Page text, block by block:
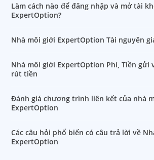
Làm cách nào để đăng nhập và mở tài
ExpertOption?
Nhà môi giới ExpertOption Tài nguyên
Nhà môi giới ExpertOption Phí, Tiền gửi
rút tiền
Đánh giá chương trình liên kết của nhà
ExpertOption
Các câu hỏi phổ biến có câu trả lời về
ExpertOption